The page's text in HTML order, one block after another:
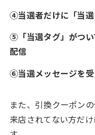
④当選者だけに「当
⑤「当選タグ」がつ
配信
⑥当選メッセージを
また、引換クーポン
来店されてない方だ